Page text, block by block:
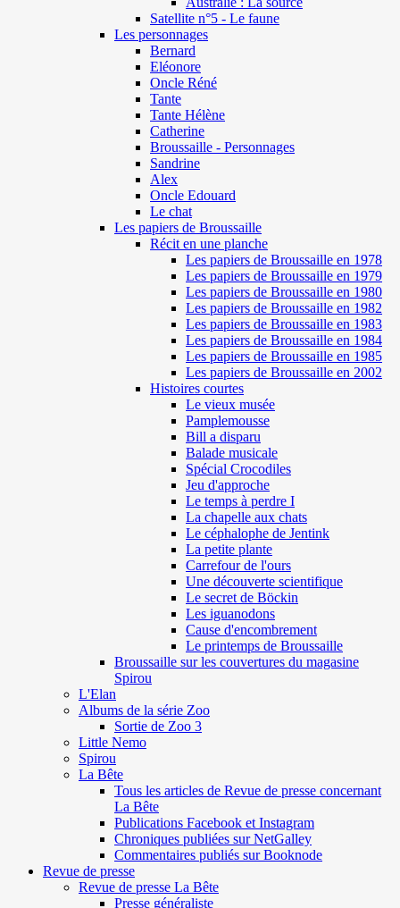
Satellite n°5 - Le faune
Les personnages
Bernard
Eléonore
Oncle Réné
Tante
Tante Hélène
Catherine
Broussaille - Personnages
Sandrine
Alex
Oncle Edouard
Le chat
Les papiers de Broussaille
Récit en une planche
Les papiers de Broussaille en 1978
Les papiers de Broussaille en 1979
Les papiers de Broussaille en 1980
Les papiers de Broussaille en 1982
Les papiers de Broussaille en 1983
Les papiers de Broussaille en 1984
Les papiers de Broussaille en 1985
Les papiers de Broussaille en 2002
Histoires courtes
Le vieux musée
Pamplemousse
Bill a disparu
Balade musicale
Spécial Crocodiles
Jeu d'approche
Le temps à perdre I
La chapelle aux chats
Le céphalophe de Jentink
La petite plante
Carrefour de l'ours
Une découverte scientifique
Le secret de Böckin
Les iguanodons
Cause d'encombrement
Le printemps de Broussaille
Broussaille sur les couvertures du magasine
Spirou
L'Elan
Albums de la série Zoo
Sortie de Zoo 3
Little Nemo
Spirou
La Bête
Tous les articles de Revue de presse concernant
La Bête
Publications Facebook et Instagram
Chroniques publiées sur NetGalley
Commentaires publiés sur Booknode
Revue de presse
Revue de presse La Bête
Presse généraliste